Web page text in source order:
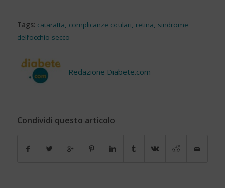
Tags: cataratta, complicanze oculari, retina, sindrome
dell’occhio secco
Redazione Diabete.com
Condividi questo articolo